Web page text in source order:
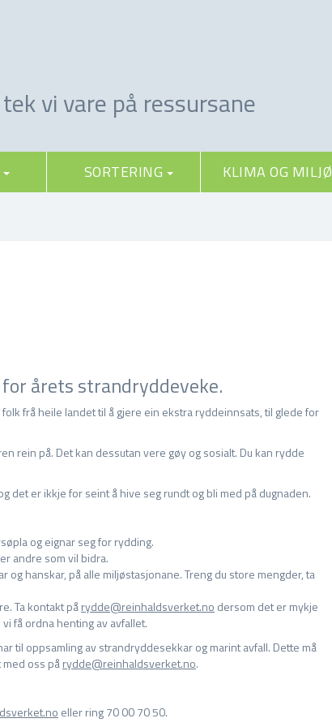
vi vare på ressursane
SORTERING KLIMA OG MILJØ
årets strandryddeveke.
frå heile landet til å gjere ein ekstra ryddeinnsats, til glede for
rein på. Det kan dessutan vere gøy og sosialt. Du kan rydde
det er ikkje for seint å hive seg rundt og bli med på dugnaden.
og eignar seg for rydding.
andre som vil bidra.
og hanskar, på alle miljøstasjonane. Treng du store mengder, ta
Ta kontakt pårydde@reinhaldsverket.no dersom det er mykje
få ordna henting av avfallet.
til oppsamling av strandryddesekkar og marint avfall. Dette må
oss pårydde@reinhaldsverket.no.
eller ring 70 00 70 50.